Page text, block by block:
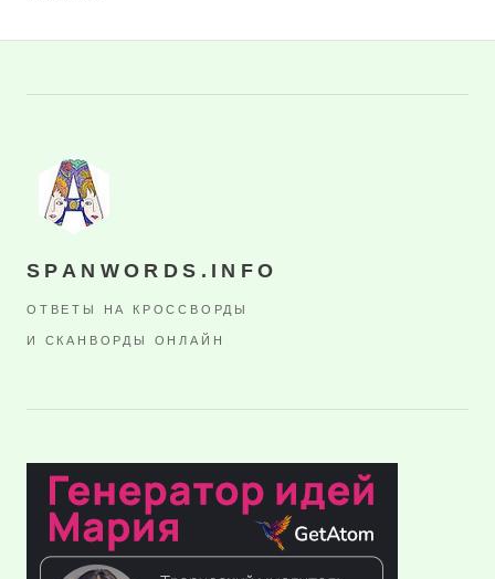
SPANWORDS.INFO
ОТВЕТЫ НА КРОССВОРДЫ
И СКАНВОРДЫ ОНЛАЙН